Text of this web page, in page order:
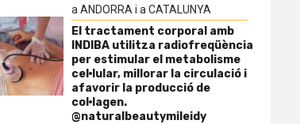
a ANDORRA i a CATALUNYA
El tractament corporal amb
INDIBA utilitza radiofreqüència
per estimular el metabolisme
cel·lular, millorar la circulació i
afavorir la producció de
col·lagen.
@naturalbeautymileidy